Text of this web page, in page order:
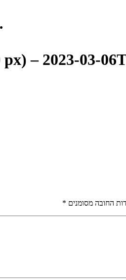
– 2023-03-
החובה מסומנים *